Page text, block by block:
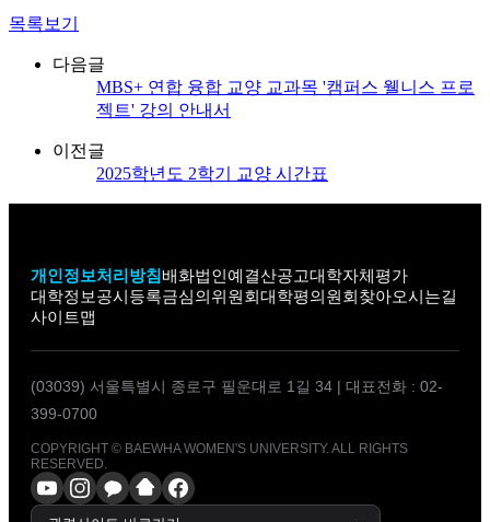
목록보기
다음글
MBS+ 연합 융합 교양 교과목 '캠퍼스 웰니스 프로
젝트' 강의 안내서
이전글
2025학년도 2학기 교양 시간표
개인정보처리방침배화법인예결산공고대학자체평가
대학정보공시등록금심의위원회대학평의원회찾아오시는길
사이트맵
(03039) 서울특별시 종로구 필운대로 1길 34 | 대표전화 : 02-
399-0700
COPYRIGHT © BAEWHA WOMEN'S UNIVERSITY. ALL RIGHTS
RESERVED.